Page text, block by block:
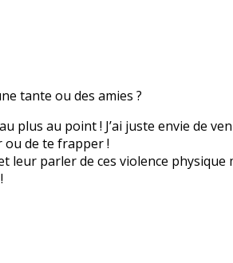
tante ou des amies ?
plus au point ! J’ai juste envie de
ou de te frapper !
leur parler de ces violence